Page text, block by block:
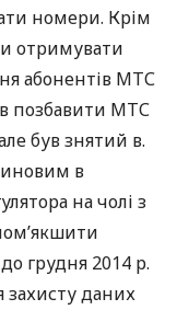
номери. Крім
отримувати
абонентів МТС
позбавити МТС
був знятий в.
в
на чолі з
грудня 2014 р.
даних